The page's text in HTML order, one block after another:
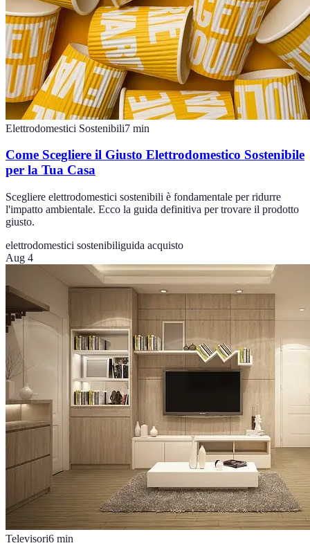
Elettrodomestici Sostenibili7 min
Come Scegliere il Giusto Elettrodomestico Sostenibile
per la Tua Casa
Scegliere elettrodomestici sostenibili è fondamentale per ridurre
l'impatto ambientale. Ecco la guida definitiva per trovare il prodotto
giusto.
elettrodomestici sostenibiliguida acquisto
Aug 4
Televisori6 min